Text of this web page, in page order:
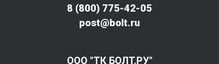
8 (800) 775-42-05
post@bolt.ru
ООО "ТК БОЛТ.РУ"